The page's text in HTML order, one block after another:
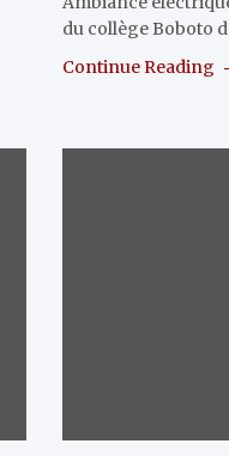
du collège Boboto
Continue Reading